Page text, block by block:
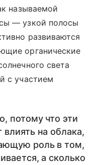
называемой
— узкой полосы
развиваются
органические
света
с участием
потому что эти
на облака,
роль в том,
а сколько